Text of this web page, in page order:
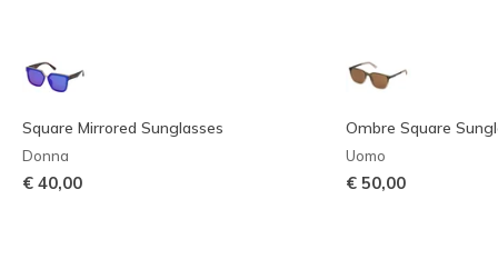
Square Mirrored Sunglasses
Donna
€ 40,00
Ombre Square
Uomo
€ 50,00